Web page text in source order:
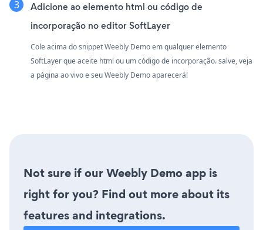
Adicione ao elemento html ou código de
incorporação no editor SoftLayer
Cole acima do snippet Weebly Demo em qualquer elemento
SoftLayer que aceite html ou um código de incorporação. salve, veja
a página ao vivo e seu Weebly Demo aparecerá!
Not sure if our Weebly Demo app is
right for you? Find out more about its
features and integrations.